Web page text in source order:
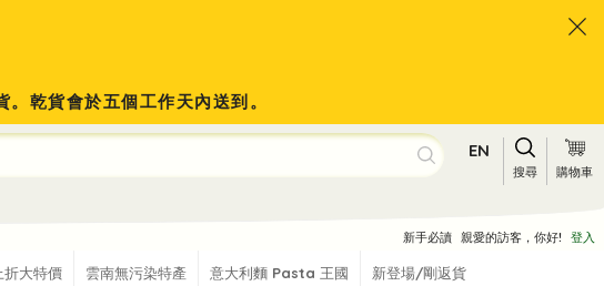
乾貨會於五個工作天內送到。
EN
搜尋 購物車
新手必讀 親愛的訪客，你好! 登入
折大特價 雲南無污染特產 意大利麵 Pasta 王國 新登場/剛返貨